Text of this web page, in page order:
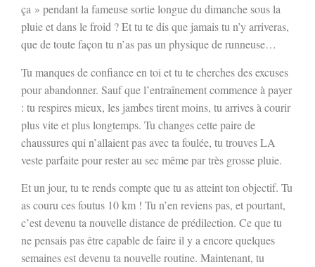
ça » pendant la fameuse sortie longue du dimanche sous la
pluie et dans le froid ? Et tu te dis que jamais tu n’y arriveras,
que de toute façon tu n’as pas un physique de runneuse…
Tu manques de confiance en toi et tu te cherches des excuses
pour abandonner. Sauf que l’entraînement commence à payer
: tu respires mieux, les jambes tirent moins, tu arrives à courir
plus vite et plus longtemps. Tu changes cette paire de
chaussures qui n’allaient pas avec ta foulée, tu trouves LA
veste parfaite pour rester au sec même par très grosse pluie.
Et un jour, tu te rends compte que tu as atteint ton objectif. Tu
as couru ces foutus 10 km ! Tu n’en reviens pas, et pourtant,
c’est devenu ta nouvelle distance de prédilection. Ce que tu
ne pensais pas être capable de faire il y a encore quelques
semaines est devenu ta nouvelle routine. Maintenant, tu